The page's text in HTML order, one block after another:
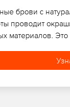
брови с
проводит
материалов.